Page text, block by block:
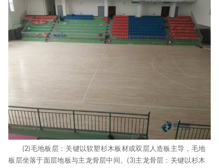
(2)毛地板层：关键以软塑杉木板材或双层人造板主导，毛地
板层坐落于面层地板与主龙骨层中间。(3)主龙骨层：关键以杉木